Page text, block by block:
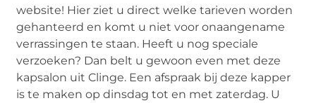
website! Hier ziet u direct welke tarieven worden
gehanteerd en komt u niet voor onaangename
verrassingen te staan. Heeft u nog speciale
verzoeken? Dan belt u gewoon even met deze
kapsalon uit Clinge. Een afspraak bij deze kapper
is te maken op dinsdag tot en met zaterdag. U